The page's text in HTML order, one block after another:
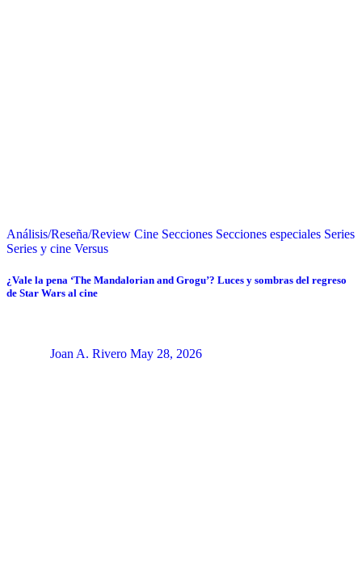
Análisis/Reseña/Review Cine Secciones Secciones especiales Series
Series y cine Versus
¿Vale la pena ‘The Mandalorian and Grogu’? Luces y sombras del regreso
de Star Wars al cine
Joan A. Rivero May 28, 2026